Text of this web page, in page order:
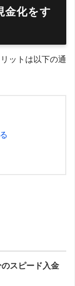
金化をす
ットは以下の通
スピード入金